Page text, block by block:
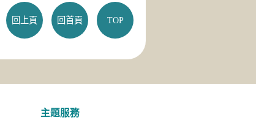
回上頁 回首頁 TOP
主題服務